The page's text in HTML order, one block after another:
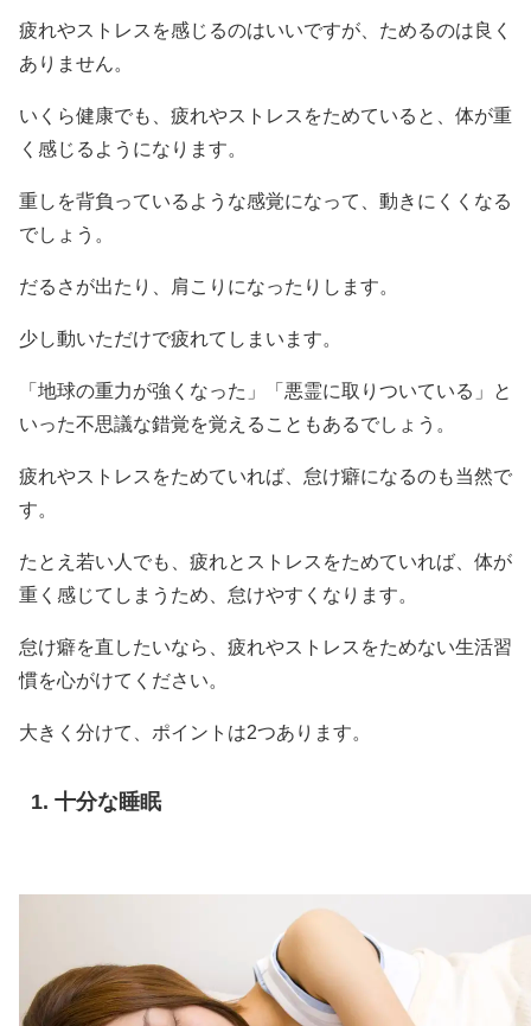
疲れやストレスを感じるのはいいですが、ためるのは良く
ありません。
いくら健康でも、疲れやストレスをためていると、体が重
く感じるようになります。
重しを背負っているような感覚になって、動きにくくなる
でしょう。
だるさが出たり、肩こりになったりします。
少し動いただけで疲れてしまいます。
「地球の重力が強くなった」「悪霊に取りついている」と
いった不思議な錯覚を覚えることもあるでしょう。
疲れやストレスをためていれば、怠け癖になるのも当然で
す。
たとえ若い人でも、疲れとストレスをためていれば、体が
重く感じてしまうため、怠けやすくなります。
怠け癖を直したいなら、疲れやストレスをためない生活習
慣を心がけてください。
大きく分けて、ポイントは2つあります。
十分な睡眠